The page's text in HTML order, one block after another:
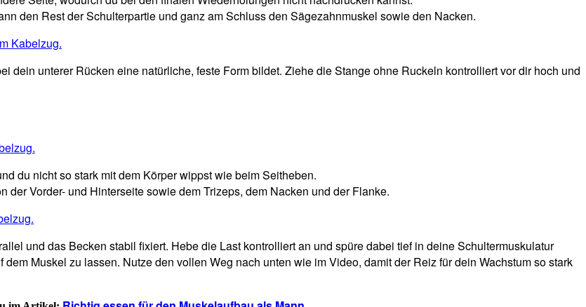
den Rest der Schulterpartie und ganz am Schluss den Sägezahnmuskel sowie den Nacken.
dein unterer Rücken eine natürliche, feste Form bildet. Ziehe die Stange ohne Ruckeln kontrolliert vor dir hoch und
du nicht so stark mit dem Körper wippst wie beim Seitheben.
der Vorder- und Hinterseite sowie dem Trizeps, dem Nacken und der Flanke.
und das Becken stabil fixiert. Hebe die Last kontrolliert an und spüre dabei tief in deine Schultermuskulatur
Muskel zu lassen. Nutze den vollen Weg nach unten wie im Video, damit der Reiz für dein Wachstum so stark